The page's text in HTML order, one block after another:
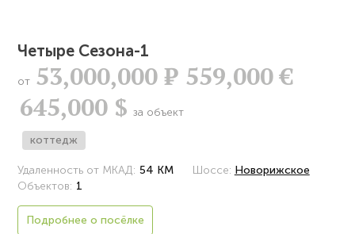
Четыре Сезона-1
от 53,000,000Р 559,000 €
645,000 $ за объект
коттедж
Удаленность от МКАД: 54 КМ Шоссе: Новорижское
Объектов: 1
Подробнее о посёлке